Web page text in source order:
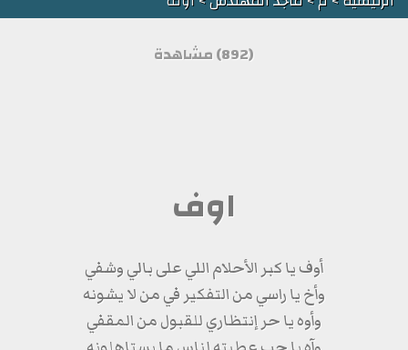
(892) مشاهدة
اوف
أوف يا كبر الأحلام اللي على بالي وشفي
وأخ يا راسي من التفكير في من لا يشونه
وأوه يا حر إنتظاري للقبول من المقفي